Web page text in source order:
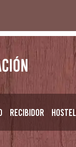
Recibidor